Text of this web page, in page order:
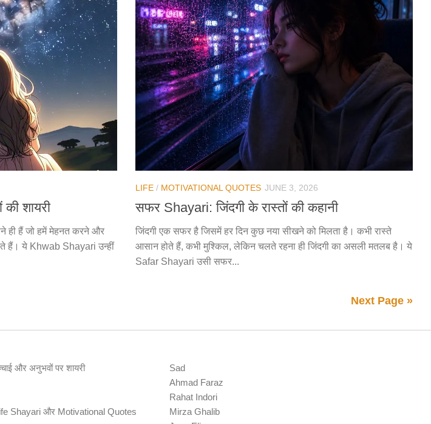
शायरी
ही हैं जो हमें मेहनत करने और
हैं। ये Khwab Shayari उन्हीं
LIFE / MOTIVATIONAL QUOTES JUNE 3, 2026
सफर Shayari: जिंदगी के रास्तों की कहानी
जिंदगी एक सफर है जिसमें हर दिन कुछ नया सीखने को मिलता है। कभी रास्ते
आसान होते हैं, कभी मुश्किल, लेकिन चलते रहना ही जिंदगी का असली मतलब है। ये
Safar Shayari उसी सफर...
Next Page »
और अनुभवों पर शायरी
Life Shayari और Motivational Quotes
Sad
Ahmad Faraz
Rahat Indori
Mirza Ghalib